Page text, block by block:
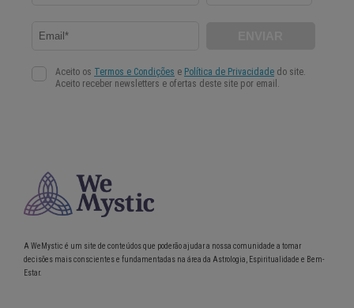
A WeMystic é um site de conteúdos que poderão ajudar a nossa comunidade a tomar
decisões mais conscientes e fundamentadas na área da Astrologia, Espiritualidade e Bem-
Estar.